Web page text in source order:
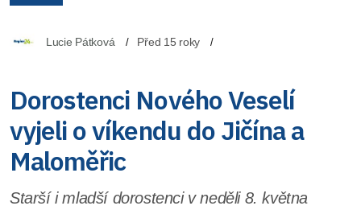
Lucie Pátková Před 15 roky
Dorostenci Nového Veselí
vyjeli o víkendu do Jičína a
Maloměřic
Starší i mladší dorostenci v neděli 8. května